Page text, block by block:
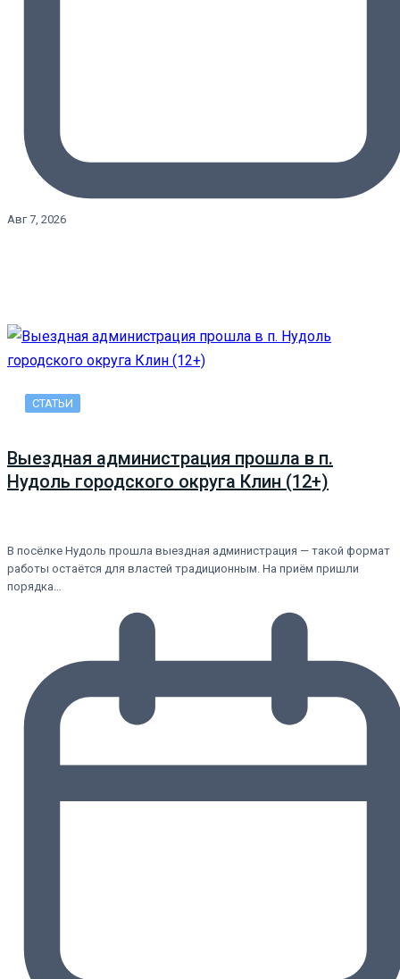
Авг 7, 2026
СТАТЬИ
Выездная администрация прошла в п.
Нудоль городского округа Клин (12+)
В посёлке Нудоль прошла выездная администрация — такой формат
работы остаётся для властей традиционным. На приём пришли
порядка…